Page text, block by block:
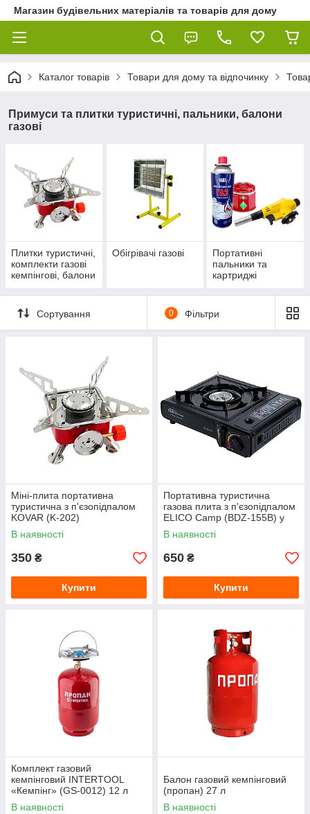
Магазин будівельних матеріалів та товарів для дому
Каталог товарів Товари для дому та відпочинку
Примуси та плитки туристичні, пальники, балони
газові
Плитки туристичні,
комплекти газові
кемпінгові, балони
Обігрівачі газові
Портативні
пальники та
картриджі
Сортування 0 Фільтри
Міні-плита портативна
туристична з п'єзопідпалом
KOVAR (K-202)
В наявності
350 ₴
Купити
Портативна туристична
газова плита з п'єзопідпалом
ELICO Camp (BDZ-155B) у
кейсі
В наявності
650 ₴
Купити
Комплект газовий
кемпінговий INTERTOOL
«Кемпінг» (GS-0012) 12 л
В наявності
Балон газовий кемпінговий
(пропан) 27 л
В наявності